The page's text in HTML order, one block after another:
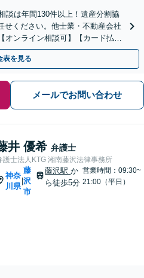
談は年間130件以上！遺産分割協
せください。他士業・不動産会社
オンライン相談可】【カード払
表を見る
メールでお問い合わせ
井 優希 弁護士
護士法人KTG 湘南藤沢法律事務所
神奈
川県
|
藤
沢
市
藤沢駅か
ら徒歩5分
営業時間：09:30~
21:00（平日）